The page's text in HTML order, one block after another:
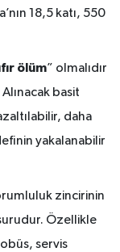
18,5 katı, 550
ölüm” olmalıdır
basit
daha
yakalanabilir
zincirinin
Özellikle
servis